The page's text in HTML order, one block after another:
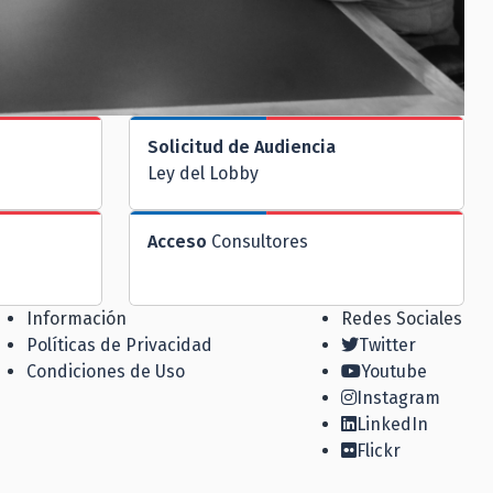
Solicitud de Audiencia
Ley del Lobby
Acceso Consultores
Información
Políticas de Privacidad
Condiciones de Uso
Redes Sociales
Twitter
Youtube
Instagram
LinkedIn
Flickr